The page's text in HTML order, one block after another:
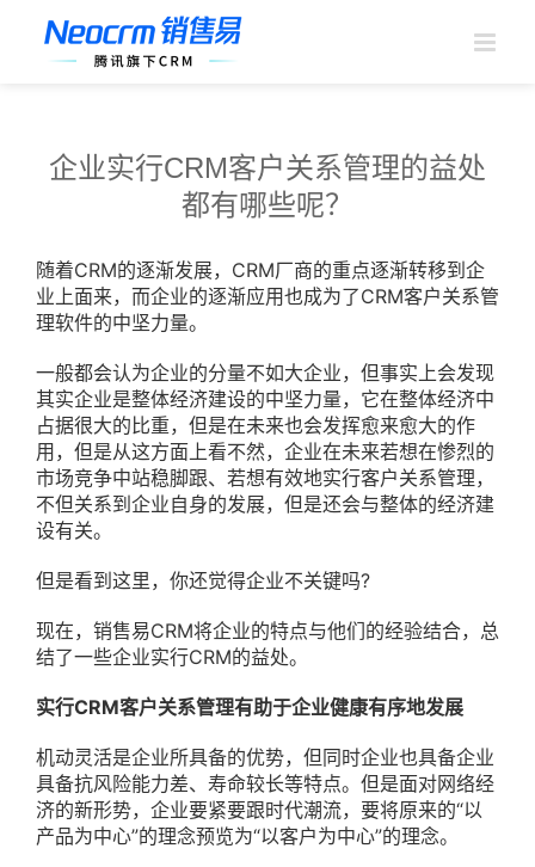
企业实行CRM客户关系管理的益处
都有哪些呢？
随着CRM的逐渐发展，CRM厂商的重点逐渐转移到企
业上面来，而企业的逐渐应用也成为了CRM客户关系管
理软件的中坚力量。
一般都会认为企业的分量不如大企业，但事实上会发现
其实企业是整体经济建设的中坚力量，它在整体经济中
占据很大的比重，但是在未来也会发挥愈来愈大的作
用，但是从这方面上看不然，企业在未来若想在惨烈的
市场竞争中站稳脚跟、若想有效地实行客户关系管理，
不但关系到企业自身的发展，但是还会与整体的经济建
设有关。
但是看到这里，你还觉得企业不关键吗?
现在，销售易CRM将企业的特点与他们的经验结合，总
结了一些企业实行CRM的益处。
实行CRM客户关系管理有助于企业健康有序地发展
机动灵活是企业所具备的优势，但同时企业也具备企业
具备抗风险能力差、寿命较长等特点。但是面对网络经
济的新形势，企业要紧要跟时代潮流，要将原来的“以
产品为中心”的理念预览为“以客户为中心”的理念。